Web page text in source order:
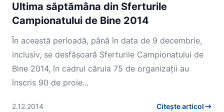
Ultima săptămâna din Sferturile
Campionatului de Bine 2014
În această perioadă, până în data de 9 decembrie,
inclusiv, se desfășoară Sferturile Campionatului de
Bine 2014, în cadrul căruia 75 de organizații au
înscris 90 de proie...
2.12.2014 Citește articol